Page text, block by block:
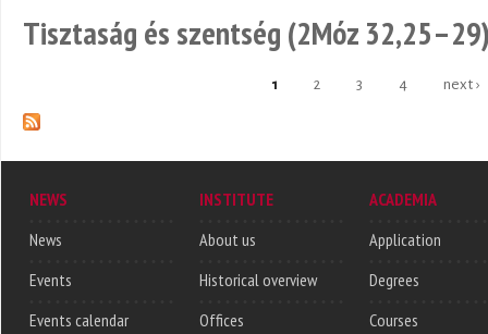
Tisztaság és szentség (2Móz
1 2 3 4 next ›
NEWS
News
Events
Events calendar
INSTITUTE
About us
Historical overview
Offices
ACADEMIA
Application
Degrees
Courses